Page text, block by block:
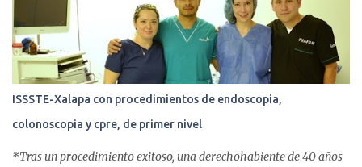
s
ISSSTE-Xalapa con procedimientos de endoscopia,
colonoscopia y cpre, de primer nivel
*Tras un procedimiento exitoso, una derechohabiente de 40 años